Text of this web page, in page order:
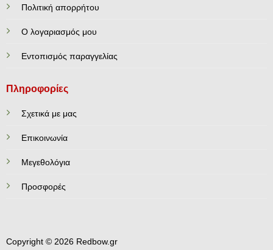
Πολιτική απορρήτου
Ο λογαριασμός μου
Εντοπισμός παραγγελίας
Πληροφορίες
Σχετικά με μας
Επικοινωνία
Mεγεθολόγια
Προσφορές
Copyright © 2026 Redbow.gr